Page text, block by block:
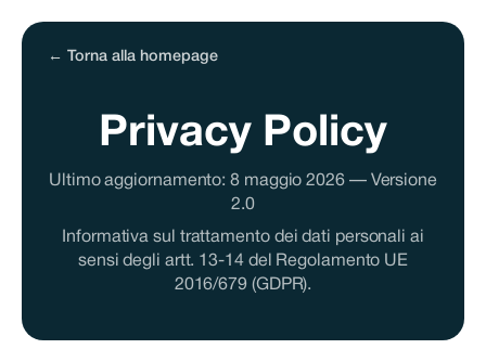
← Torna alla homepage
Privacy Policy
Ultimo aggiornamento: 8 maggio 2026 — Versione
2.0
Informativa sul trattamento dei dati personali ai
sensi degli artt. 13-14 del Regolamento UE
2016/679 (GDPR).